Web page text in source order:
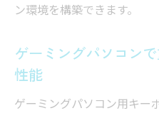
する技術
イント
ン環境を構築できます。
ゲーミングパソコン
性能
ゲーミングパソコン用キー